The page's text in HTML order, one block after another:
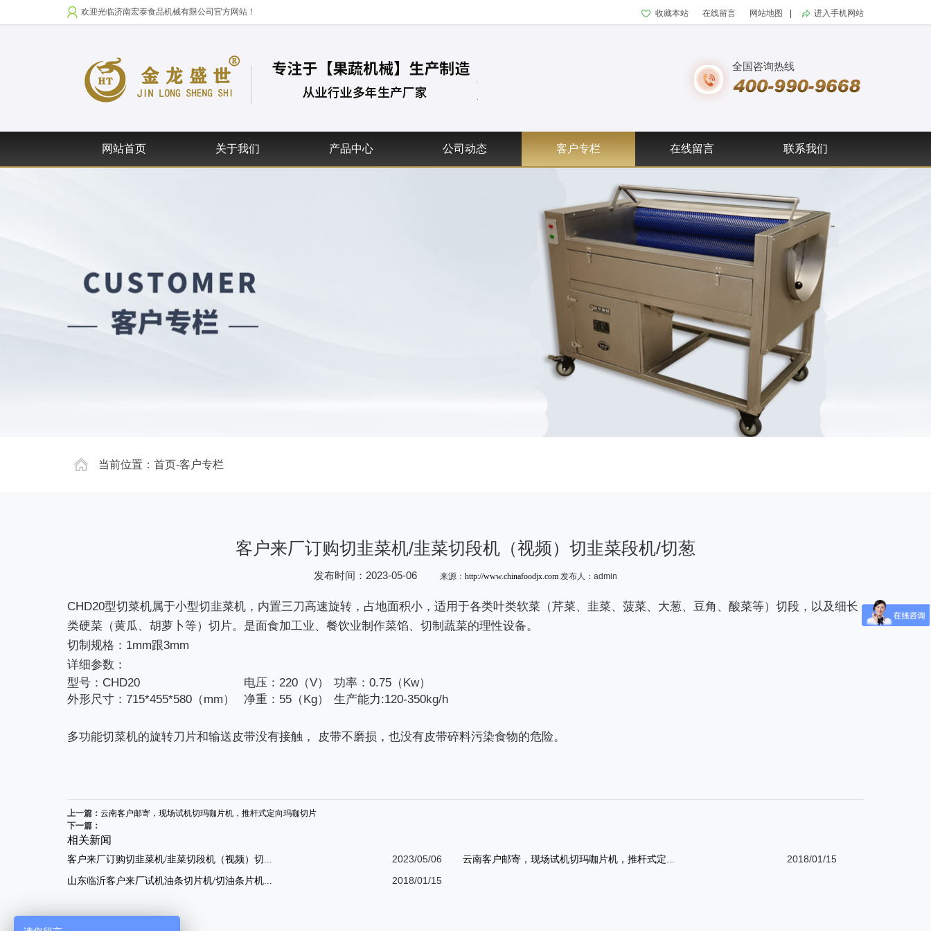
欢迎光临济南宏泰食品机械有限公司官方网站！ 进入手机网站
收藏本站 在线留言 网站地图
全国咨询热线
网站首页 关于我们 产品中心 公司动态 客户专栏 在线留言 联系我们
当前位置： 首页-客户专栏
客户来厂订购切韭菜机/韭菜切段机（视频）切韭菜段机/切葱
发布时间：2023-05-06 来源： http://www.chinafoodjx.com 发布人：admin
CHD20型切菜机属于小型切韭菜机，内置三刀高速旋转，占地面积小，适用于各类叶类软菜（芹菜、韭菜、菠菜、大葱、豆角、酸菜等）切段，以及细长
类硬菜（黄瓜、胡萝卜等）切片。是面食加工业、餐饮业制作菜馅、切制蔬菜的理性设备。
切制规格：1mm跟3mm
详细参数：
型号：CHD20
电压：220（V）
功率：0.75（Kw）
外形尺寸：715*455*580（mm）
净重：55（Kg） 生产能力:120-350kg/h
多功能切菜机的旋转刀片和输送皮带没有接触， 皮带不磨损，也没有皮带碎料污染食物的危险。
上一篇： 云南客户邮寄，现场试机切玛咖片机，推杆式定向玛咖切片
下一篇：
相关新闻
客户来厂订购切韭菜机/韭菜切段机（视频）切... 2023/05/06 云南客户邮寄，现场试机切玛咖片机，推杆式定... 2018/01/15
山东临沂客户来厂试机油条切片机/切油条片机... 2018/01/15